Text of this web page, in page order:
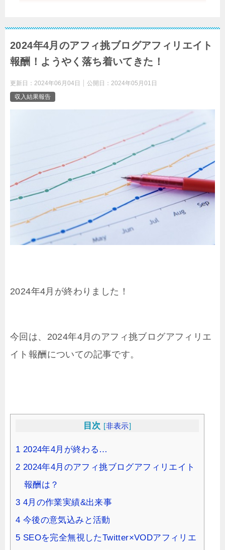
2024年4月のアフィ挑ブログアフィリエイト
報酬！ようやく落ち着いてきた！
更新日： 2024年06月04日 公開日： 2024年05月01日
収入結果報告
2024年4月が終わりました！
今回は、2024年4月のアフィ挑ブログアフィリエ
イト報酬についての記事です。
目次 [非表示]
1 2024年4月が終わる…
2 2024年4月のアフィ挑ブログアフィリエイト
報酬は？
3 4月の作業実績&出来事
4 今後の意気込みと活動
5 SEOを完全無視したTwitter×VODアフィリエ